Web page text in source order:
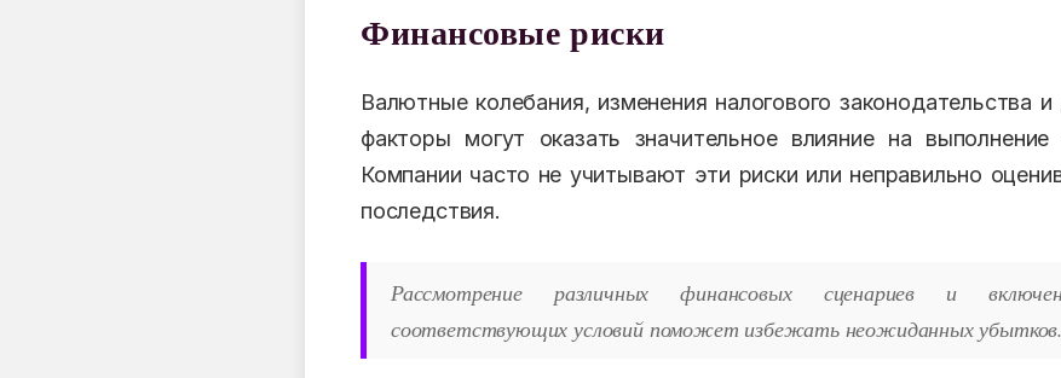
Финансовые риски
Валютные колебания, изменения налогового законодательства
факторы могут оказать значительное влияние на выполнение
Компании часто не учитывают эти риски или неправильно
последствия.
Рассмотрение различных финансовых сценариев и
соответствующих условий поможет избежать неожиданных убытков.